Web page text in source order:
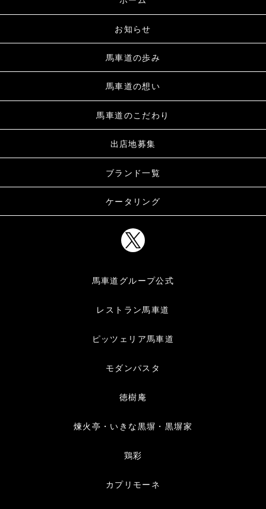
お知らせ
馬車道の歩み
馬車道の想い
馬車道のこだわり
出店地募集
ブランド一覧
ケータリング
馬車道グループ公式
レストラン馬車道
ピッツェリア馬車道
モダンパスタ
徳樹庵
煉火亭・いきな黒塀・黒塀家
鶏彩
カプリモーネ